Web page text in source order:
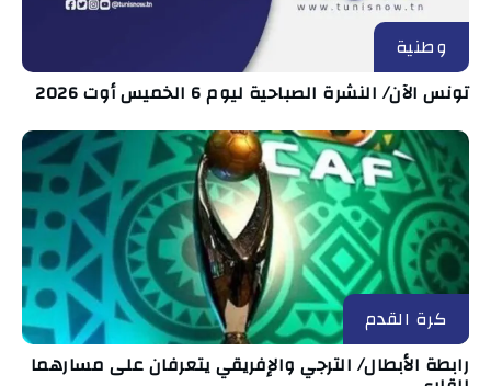
وطنية
تونس الآن/ النشرة الصباحية ليوم 6 الخميس أوت 2026
كرة القدم
رابطة الأبطال/ الترجي والإفريقي يتعرفان على مسارهما